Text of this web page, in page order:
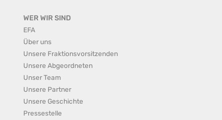
WER WIR SIND
EFA
Über uns
Unsere Fraktionsvorsitzenden
Unsere Abgeordneten
Unser Team
Unsere Partner
Unsere Geschichte
Pressestelle